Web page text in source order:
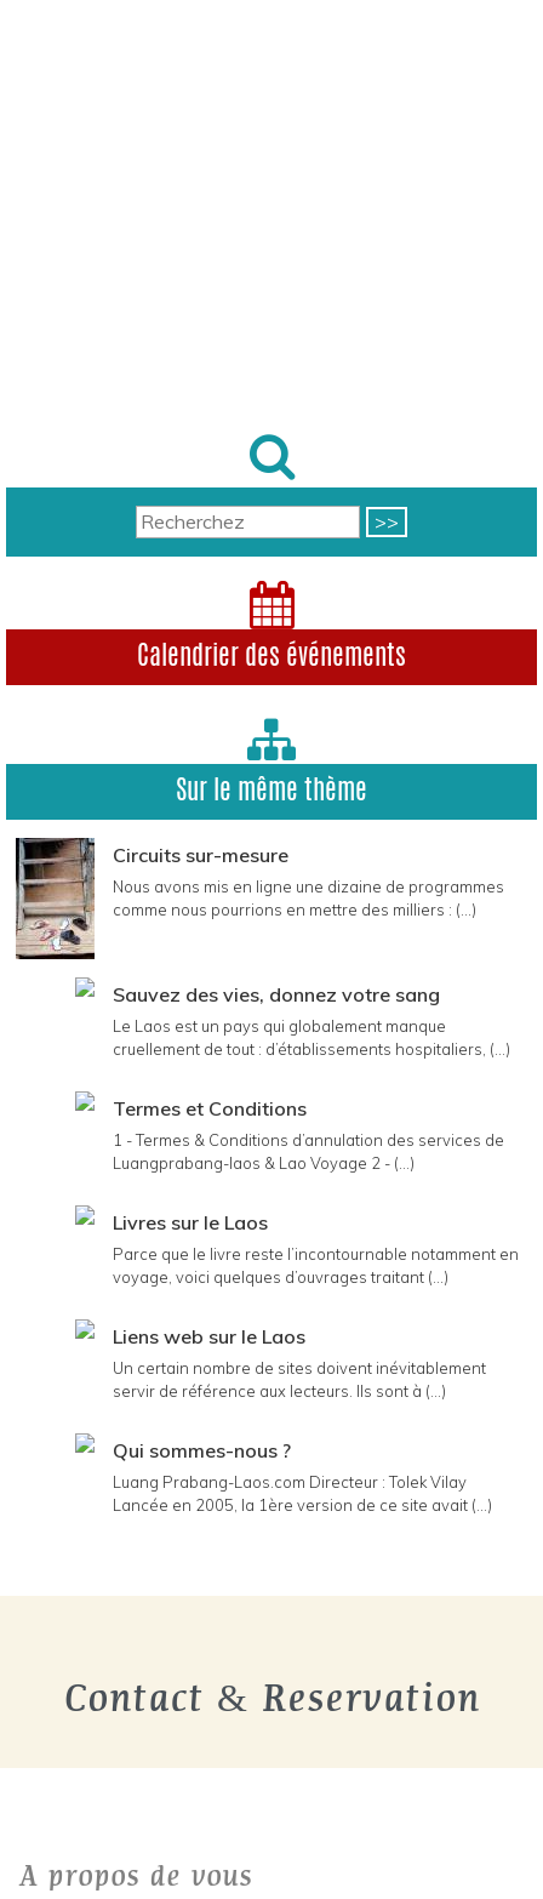
Calendrier des événements
Sur le même thème
Circuits sur-mesure
Nous avons mis en ligne une dizaine de programmes
comme nous pourrions en mettre des milliers : (...)
Sauvez des vies, donnez votre sang
Le Laos est un pays qui globalement manque
cruellement de tout : d’établissements hospitaliers, (...)
Termes et Conditions
1 - Termes & Conditions d’annulation des services de
Luangprabang-laos & Lao Voyage 2 - (...)
Livres sur le Laos
Parce que le livre reste l’incontournable notamment en
voyage, voici quelques d’ouvrages traitant (...)
Liens web sur le Laos
Un certain nombre de sites doivent inévitablement
servir de référence aux lecteurs. Ils sont à (...)
Qui sommes-nous ?
Luang Prabang-Laos.com Directeur : Tolek Vilay
Lancée en 2005, la 1ère version de ce site avait (...)
Contact & Reservation
A propos de vous